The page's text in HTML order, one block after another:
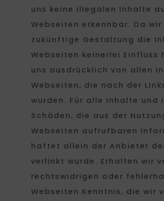
uns keine illegalen Inhalte
Webseiten erkennbar. Da
zukünftige Gestaltung die
Webseiten keinerlei Einfluss
uns ausdrücklich von allen
Webseiten, die nach der
wurden. Für alle Inhalte und
Schäden, die aus der
Webseiten aufrufbaren
haftet allein der Anbieter
verlinkt wurde. Erhalten wir
rechtswidrigen oder
Webseiten Kenntnis, die wir